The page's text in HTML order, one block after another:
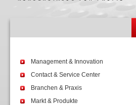
Management & Innovation
Contact & Service Center
Branchen & Praxis
Markt & Produkte